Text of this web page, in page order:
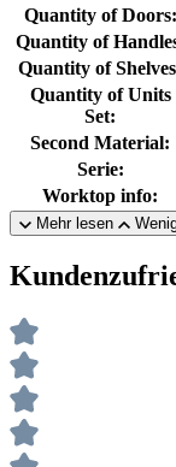
Quantity of Doors:
Quantity of
Quantity of
Quantity of Units
Set:
Second Material:
Serie:
Worktop info:
Mehr lesen